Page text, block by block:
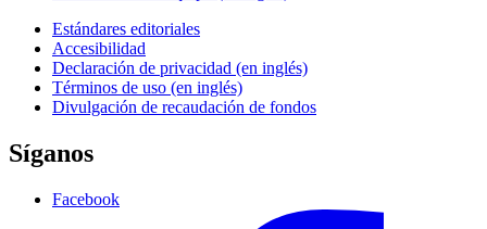
Estándares editoriales
Accesibilidad
Declaración de privacidad (en inglés)
Términos de uso (en inglés)
Divulgación de recaudación de fondos
Síganos
Facebook